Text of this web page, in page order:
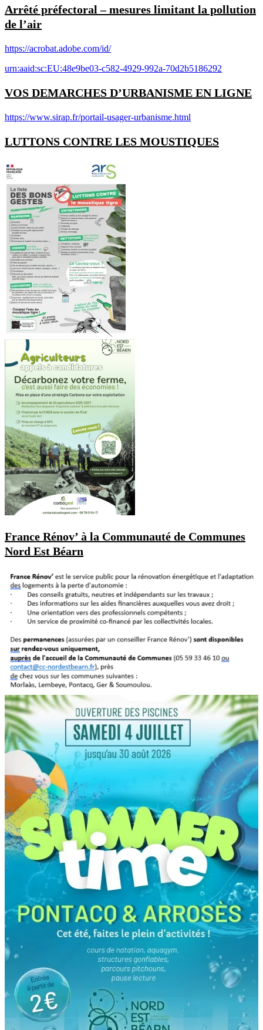
Arrêté préfectoral – mesures limitant la pollution
de l’air
https://acrobat.adobe.com/id/
urn:aaid:sc:EU:48e9be03-c582-4929-992a-70d2b5186292
VOS DEMARCHES D’URBANISME EN LIGNE
https://www.sirap.fr/portail-usager-urbanisme.html
LUTTONS CONTRE LES MOUSTIQUES
France Rénov’ à la Communauté de Communes
Nord Est Béarn